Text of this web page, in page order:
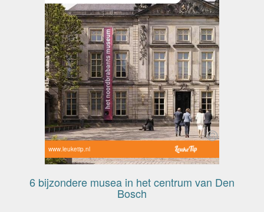
www.leuketip.nl
6 bijzondere musea in het centrum van Den
Bosch